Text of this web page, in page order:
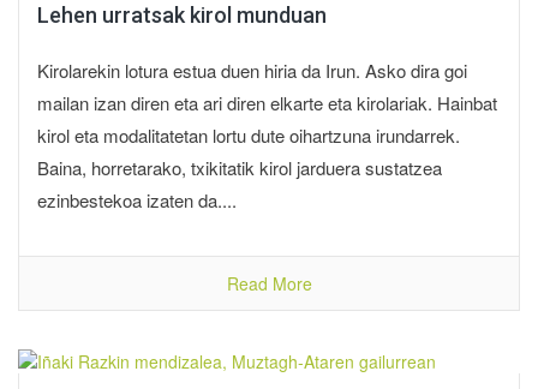
Lehen urratsak kirol munduan
Kirolarekin lotura estua duen hiria da Irun. Asko dira goi
mailan izan diren eta ari diren elkarte eta kirolariak. Hainbat
kirol eta modalitatetan lortu dute oihartzuna irundarrek.
Baina, horretarako, txikitatik kirol jarduera sustatzea
ezinbestekoa izaten da....
Read More